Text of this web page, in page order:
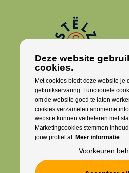
Deze website
cookies.
Met cookies biedt deze website je
gebruikservaring. Functionele
om de website goed te laten
cookies verzamelen anonieme
website kunnen verbeteren met
Marketingcookies stemmen
jouw profiel af. Meer informatie
Voorkeuren